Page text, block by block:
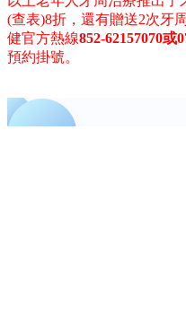
(查表)8折，還有贈送2次牙
健官方熱線852-62157070或
預約掛號。